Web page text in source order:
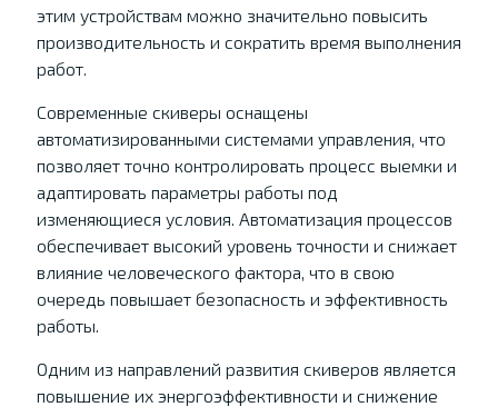
этим устройствам можно значительно повысить
производительность и сократить время выполнения
работ.
Современные скиверы оснащены
автоматизированными системами управления, что
позволяет точно контролировать процесс выемки и
адаптировать параметры работы под
изменяющиеся условия. Автоматизация процессов
обеспечивает высокий уровень точности и снижает
влияние человеческого фактора, что в свою
очередь повышает безопасность и эффективность
работы.
Одним из направлений развития скиверов является
повышение их энергоэффективности и снижение